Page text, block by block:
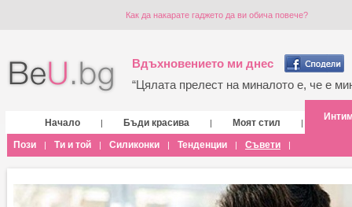
Как да накарате гаджето да ви обича повече?
Вдъхновението ми днес
“Цялата прелест на миналото е, че е
Начало | Бъди красива | Моят стил |
Пози | Ти и той | Силиконки | Тенденции | Съвети |